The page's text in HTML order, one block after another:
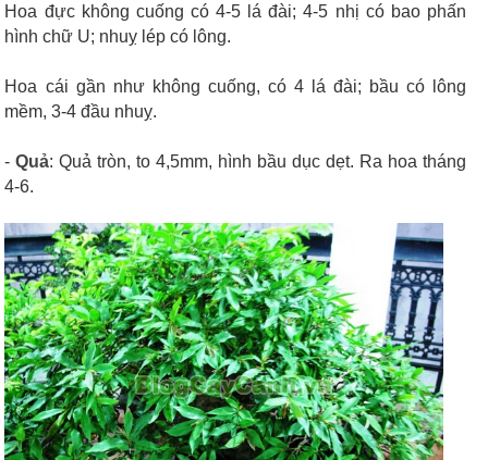
Hoa đực không cuống có 4-5 lá đài; 4-5 nhị có bao phấn
hình chữ U; nhuỵ lép có lông.
Hoa cái gần như không cuống, có 4 lá đài; bầu có lông
mềm, 3-4 đầu nhuỵ.
-Quả: Quả tròn, to 4,5mm, hình bầu dục dẹt. Ra hoa tháng
4-6.